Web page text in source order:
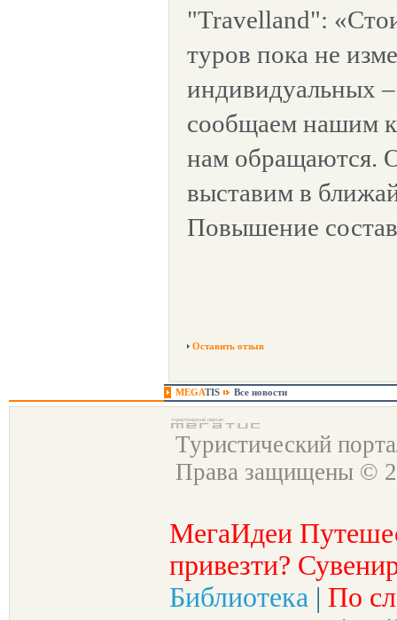
"Travelland":
туров пока не
индивидуальных
сообщаем нашим
нам обращаются.
выставим в
Повышение
Оставить отзыв
MEGATIS Все новости
Туристический
Права защищены ©
МегаИдеи
привезти?
Библиотека | По